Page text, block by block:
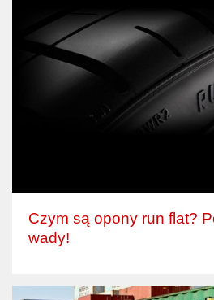
Czym są opony run flat?
wady!